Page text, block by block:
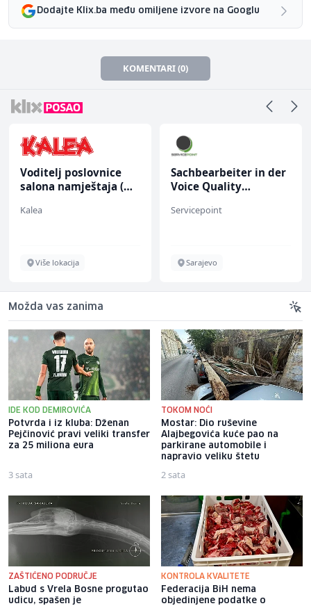
Dodajte Klix.ba među omiljene izvore na Googlu
KOMENTARI (0)
Voditelj poslovnice
salona namještaja (m/
Kalea
Više lokacija
Sachbearbeiter in der
Voice Quality
Servicepoint
Sarajevo
Možda vas zanima
IDE KOD DEMIROVIĆA
Potvrda i iz kluba: Dženan
Pejčinović pravi veliki transfer
za 25 miliona eura
3 sata
TOKOM NOĆI
Mostar: Dio ruševine
Alajbegovića kuće pao na
parkirane automobile i
napravio veliku štetu
2 sata
ZAŠTIĆENO PODRUČJE
Labud s Vrela Bosne progutao
udicu, spašen je
KONTROLA KVALITETE
Federacija BiH nema
objedinjene podatke o